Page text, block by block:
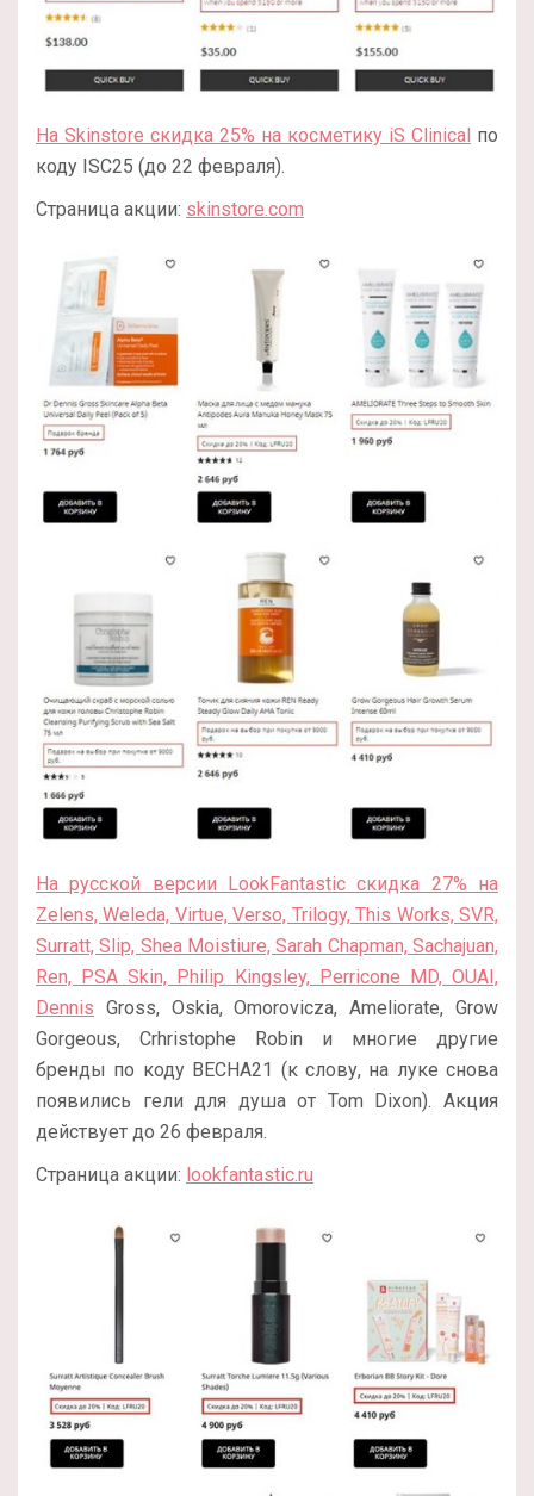
На Skinstore скидка 25% на косметику iS Clinical по
коду ISC25 (до 22 февраля).
Страница акции: skinstore.com
На русской версии LookFantastic скидка 27% на
Zelens, Weleda, Virtue, Verso, Trilogy, This Works, SVR,
Surratt, Slip, Shea Moistiure, Sarah Chapman, Sachajuan,
Ren, PSA Skin, Philip Kingsley, Perricone MD, OUAI,
Dennis Gross, Oskia, Omorovicza, Ameliorate, Grow
Gorgeous, Crhristophe Robin и многие другие
бренды по коду ВЕСНА21 (к слову, на луке снова
появились гели для душа от Tom Dixon). Акция
действует до 26 февраля.
Страница акции: lookfantastic.ru